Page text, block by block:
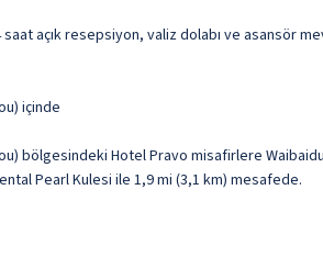
açık resepsiyon, valiz dolabı ve asansör
içinde
bölgesindeki Hotel Pravo misafirlere
Pearl Kulesi ile 1,9 mi (3,1 km) mesafede.